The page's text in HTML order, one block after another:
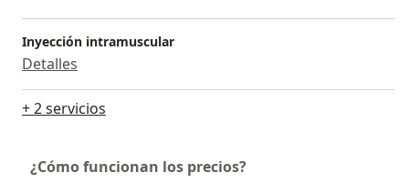
Inyección intramuscular
Detalles
+ 2 servicios
¿Cómo funcionan los precios?